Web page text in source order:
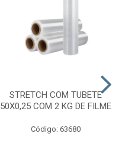
STRETCH COM TUBETE
50X0,25 COM 2 KG DE FILME
Código: 63680